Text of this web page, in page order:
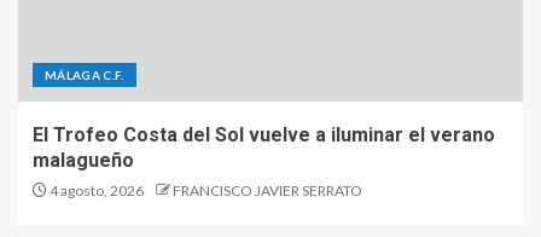
MÁLAGA C.F.
El Trofeo Costa del Sol vuelve a iluminar el verano
malagueño
4 agosto, 2026 FRANCISCO JAVIER SERRATO